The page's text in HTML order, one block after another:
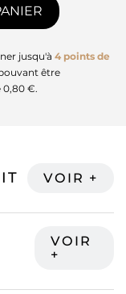
jusqu'à 4 points de
être
0,80 €.